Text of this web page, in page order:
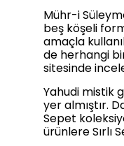
Mühr-i
beş köşeli
amaçla
de herhangi
sitesinde
Yahudi mistik
yer almıştır.
Sepet
ürünlere Sırlı